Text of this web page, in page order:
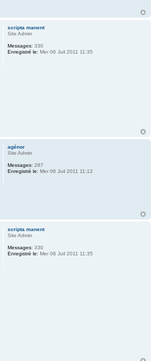
scripta manent
Site Admin
Messages: 330
Enregistré le: Mer 06 Juil 2011 11:35
agénor
Site Admin
Messages: 287
Enregistré le: Mer 06 Juil 2011 11:12
scripta manent
Site Admin
Messages: 330
Enregistré le: Mer 06 Juil 2011 11:35